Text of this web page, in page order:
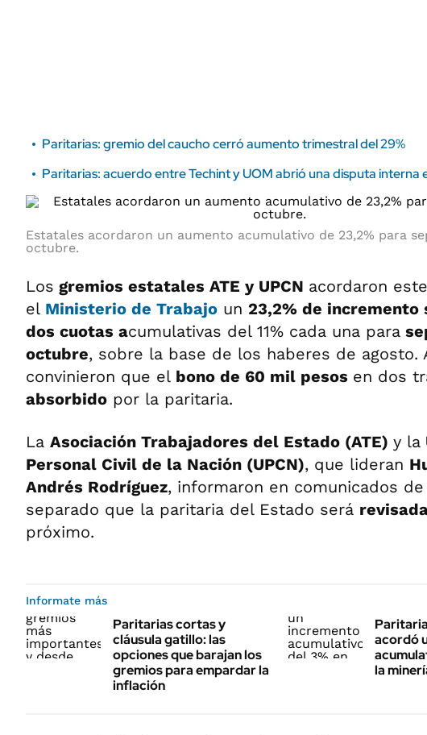
Paritarias: gremio del caucho cerró aumento trimestral del 29%
Paritarias: acuerdo entre Techint y UOM abrió una disputa interna
Estatales acordaron un aumento acumulativo de 23,2% para
octubre.
Los gremios estatales ATE y UPCN acordaron
el Ministerio de Trabajo un 23,2% de incremento
dos cuotas acumulativas del 11% cada una para
octubre, sobre la base de los haberes de agosto.
convinieron que el bono de 60 mil pesos en dos
absorbido por la paritaria.
La Asociación Trabajadores del Estado (ATE) y la
Personal Civil de la Nación (UPCN), que lideran
Andrés Rodríguez, informaron en comunicados
separado que la paritaria del Estado será
próximo.
Informate más
Paritarias cortas y
cláusula gatillo: las
opciones que barajan los
gremios para empardar la
inflación
acordó
la